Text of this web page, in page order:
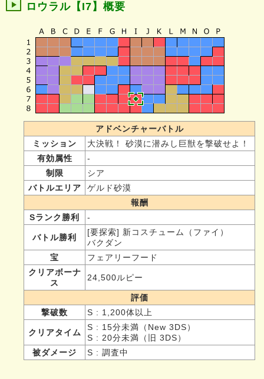
ロウラル【I7】概要
アドベンチャーバトル
ミッション
大決戦！ 砂漠に潜みし巨獣を撃破せよ！
有効属性
-
制限
シア
バトルエリア
ゲルド砂漠
報酬
Sランク勝利
-
バトル勝利
[要探索] 新コスチューム（ファイ）
バクダン
宝
フェアリーフード
クリアボーナ
ス
24,500ルピー
評価
撃破数
S : 1,200体以上
クリアタイム
S : 15分未満（New 3DS）
S : 20分未満（旧 3DS）
被ダメージ
S : 調査中